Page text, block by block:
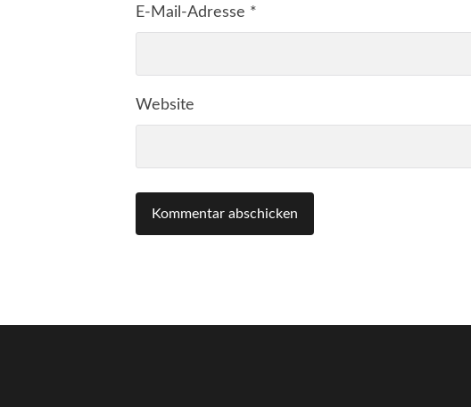
E-Mail-Adresse *
Website